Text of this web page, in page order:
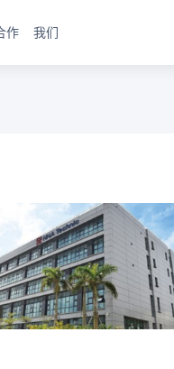
作 我们